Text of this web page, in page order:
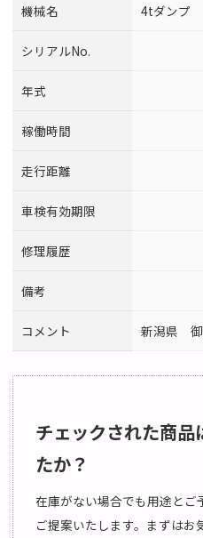
機械名 4tダンプ
シリアルNo.
年式
稼働時間
走行距離
車検有効期限
修理履歴
備考
コメント 新潟県 御
チェックされた商
たか？
在庫がない場合でも用途とご
ご提案いたします。まずはお